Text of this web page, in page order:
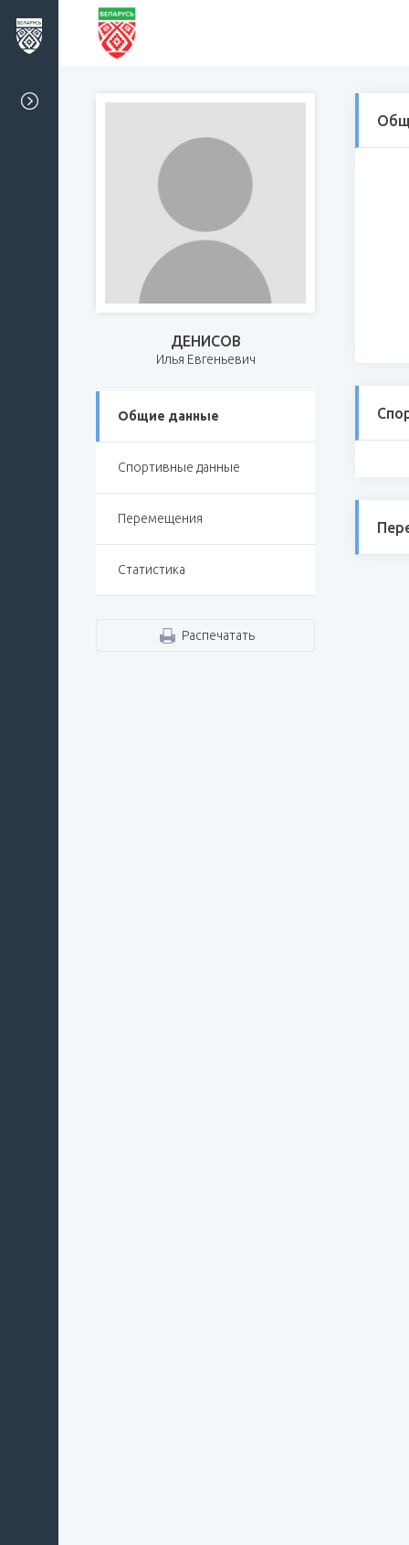
ДЕНИСОВ
Илья Евгеньевич
Общие данные
Спортивные данные
Перемещения
Статистика
Распечатать